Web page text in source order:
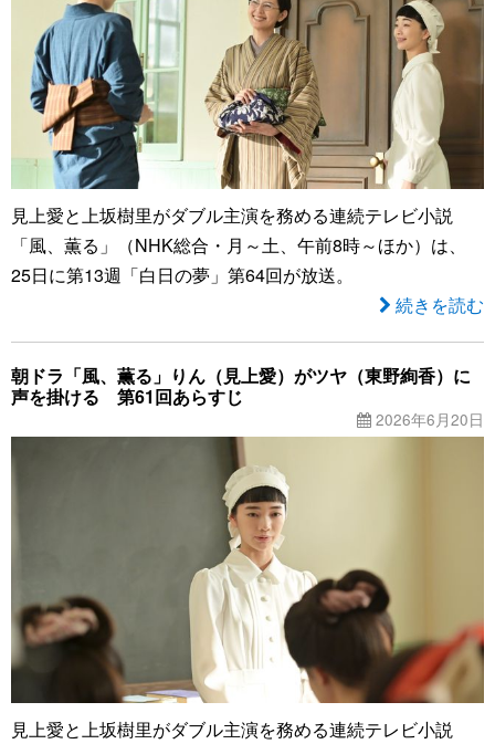
見上愛と上坂樹里がダブル主演を務める連続テレビ小説
「風、薫る」（NHK総合・月～土、午前8時～ほか）は、
25日に第13週「白日の夢」第64回が放送。
続きを読む
朝ドラ「風、薫る」りん（見上愛）がツヤ（東野絢香）に
声を掛ける 第61回あらすじ
2026年6月20日
見上愛と上坂樹里がダブル主演を務める連続テレビ小説